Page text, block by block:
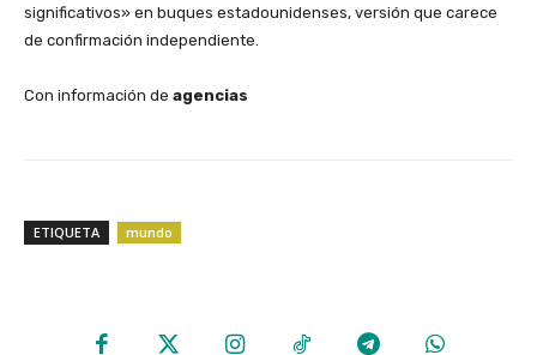
significativos» en buques estadounidenses, versión que carece
de confirmación independiente.
Con información de agencias
ETIQUETA mundo